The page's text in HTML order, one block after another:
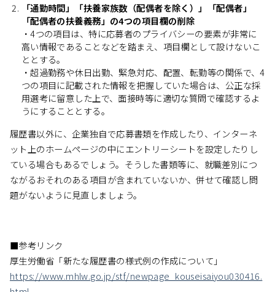
「通勤時間」「扶養家族数（配偶者を除く）」「配偶者」
「配偶者の扶養義務」の4つの項目欄の削除
・4つの項目は、特に応募者のプライバシーの要素が非常に
高い情報であることなどを踏まえ、項目欄として設けないこ
ととする。
・超過勤務や休日出勤、緊急対応、配置、転勤等の関係で、4
つの項目に記載された情報を把握していた場合は、公正な採
用選考に留意した上で、面接時等に適切な質問で確認するよ
うにすることとする。
履歴書以外に、企業独自で応募書類を作成したり、インターネ
ット上のホームページの中にエントリーシートを設定したりし
ている場合もあるでしょう。そうした書類等に、就職差別につ
ながるおそれのある項目が含まれていないか、併せて確認し問
題がないように見直しましょう。
■参考リンク
厚生労働省「新たな履歴書の様式例の作成について」
https://www.mhlw.go.jp/stf/newpage_kouseisaiyou030416.